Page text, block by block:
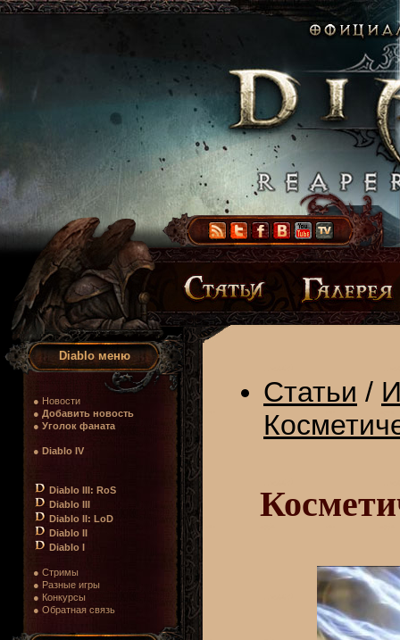
Diablo меню
● Новости
● Добавить новость
● Уголок фаната
● Diablo IV
Diablo III: RoS
Diablo III
Diablo II: LoD
Diablo II
Diablo I
● Стримы
● Разные игры
● Конкурсы
● Обратная связь
Статьи /